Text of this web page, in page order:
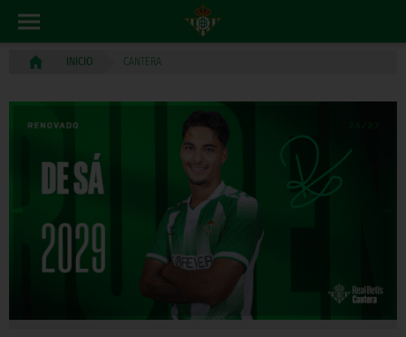
INICIO CANTERA